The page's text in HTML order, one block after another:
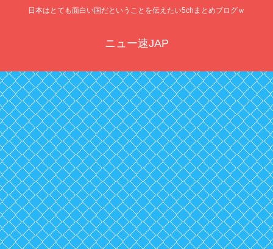
日本はとても面白い国だということを伝えたい5chまとめブログｗ
ニュー速JAP